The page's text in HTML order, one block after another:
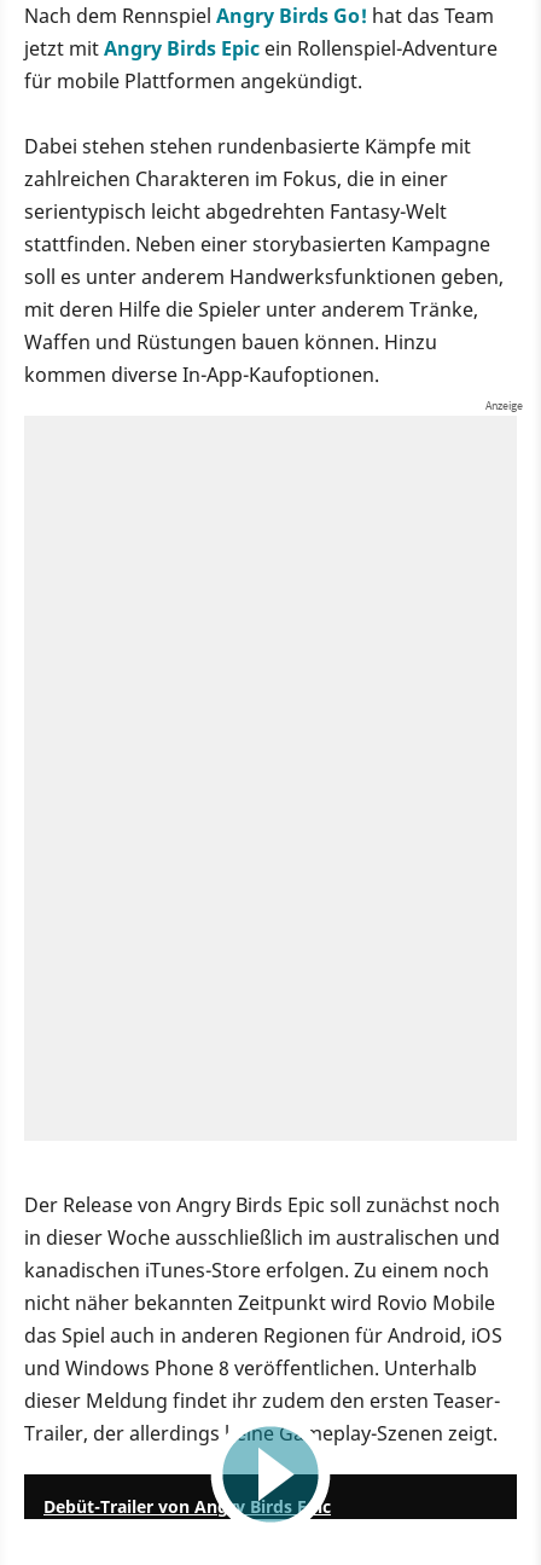
Nach dem Rennspiel Angry Birds Go! hat das Team
jetzt mitAngry Birds Epic ein Rollenspiel-Adventure
für mobile Plattformen angekündigt.
Dabei stehen stehen rundenbasierte Kämpfe mit
zahlreichen Charakteren im Fokus, die in einer
serientypisch leicht abgedrehten Fantasy-Welt
stattfinden. Neben einer storybasierten Kampagne
soll es unter anderem Handwerksfunktionen geben,
mit deren Hilfe die Spieler unter anderem Tränke,
Waffen und Rüstungen bauen können. Hinzu
kommen diverse In-App-Kaufoptionen.
Der Release von Angry Birds Epic soll zunächst noch
in dieser Woche ausschließlich im australischen und
kanadischen iTunes-Store erfolgen. Zu einem noch
nicht näher bekannten Zeitpunkt wird Rovio Mobile
das Spiel auch in anderen Regionen für Android, iOS
und Windows Phone 8 veröffentlichen. Unterhalb
dieser Meldung findet ihr zudem den ersten Teaser-
Trailer, der allerdings keine Gameplay-Szenen zeigt.
Debüt-Trailer von Angry Birds Epic